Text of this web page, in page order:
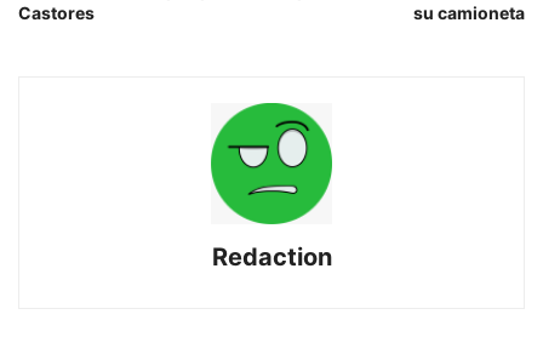
Castores
su camioneta
Redaction